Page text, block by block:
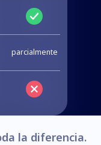
parcialmente
la diferencia.